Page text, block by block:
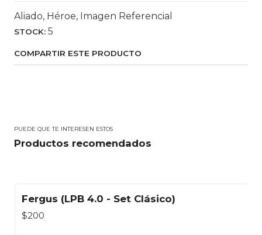
Aliado, Héroe, Imagen Referencial
STOCK: 5
COMPARTIR ESTE PRODUCTO
PUEDE QUE TE INTERESEN ESTOS
Productos recomendados
Fergus (LPB 4.0 - Set Clásico)
$200